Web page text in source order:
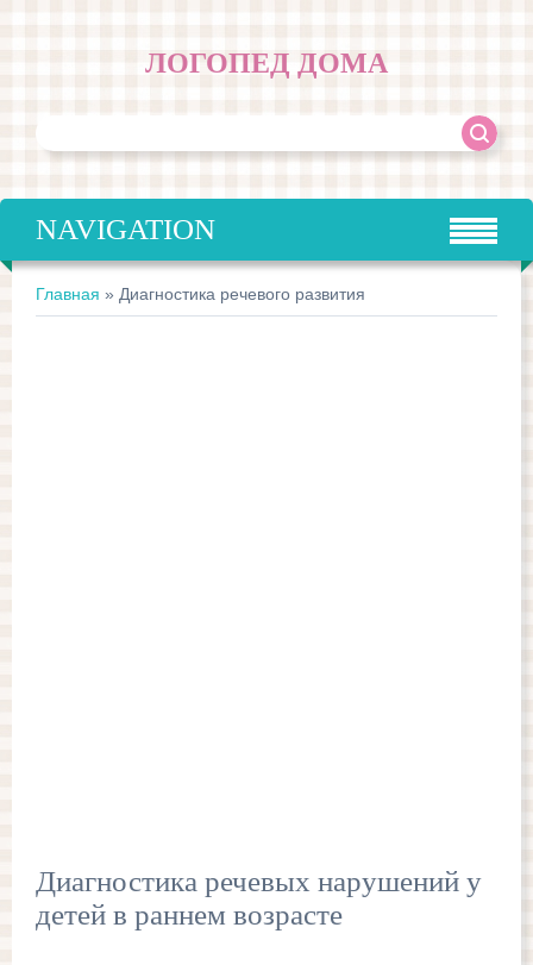
ЛОГОПЕД ДОМА
NAVIGATION
Главная » Диагностика речевого развития
Диагностика речевых нарушений у
детей в раннем возрасте